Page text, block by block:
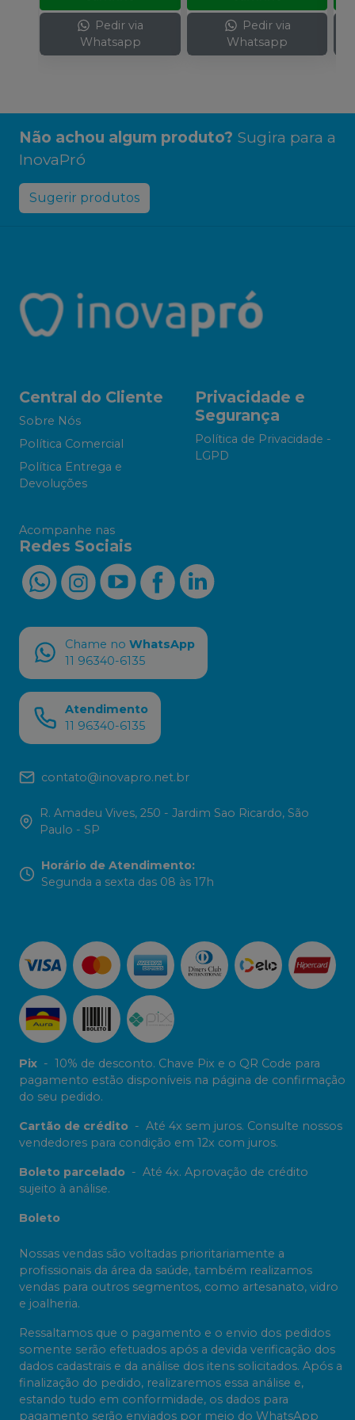
Pedir via
Whatsapp
Pedir via
Whatsapp
Não achou algum produto? Sugira para a
InovaPró
Sugerir produtos
Central do Cliente
Sobre Nós
Política Comercial
Política Entrega e
Devoluções
Privacidade e
Segurança
Política de Privacidade -
LGPD
Acompanhe nas
Redes Sociais
Chame no WhatsApp
11 96340-6135
Atendimento
11 96340-6135
contato@inovapro.net.br
R. Amadeu Vives, 250 - Jardim Sao Ricardo, São
Paulo - SP
Horário de Atendimento:
Segunda a sexta das 08 às 17h
Pix - 10% de desconto. Chave Pix e o QR Code para
pagamento estão disponíveis na página de confirmação
do seu pedido.
Cartão de crédito - Até 4x sem juros. Consulte nossos
vendedores para condição em 12x com juros.
Boleto parcelado - Até 4x. Aprovação de crédito
sujeito à análise.
Boleto
Nossas vendas são voltadas prioritariamente a
profissionais da área da saúde, também realizamos
vendas para outros segmentos, como artesanato, vidro
e joalheria.
Ressaltamos que o pagamento e o envio dos pedidos
somente serão efetuados após a devida verificação dos
dados cadastrais e da análise dos itens solicitados. Após a
finalização do pedido, realizaremos essa análise e,
estando tudo em conformidade, os dados para
pagamento serão enviados por meio do WhatsApp